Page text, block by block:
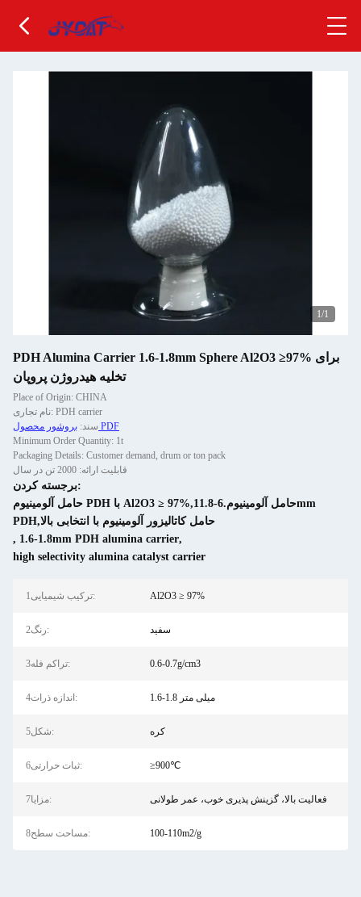
1/1
PDH Alumina Carrier 1.6-1.8mm Sphere Al2O3 ≥97% برای
تخلیه هیدروژن پروپان
Place of Origin: CHINA
نام تجاری: PDH carrier
سند: بروشور محصول PDF
Minimum Order Quantity: 1t
Packaging Details: Customer demand, drum or ton pack
قابلیت ارائه: 2000 تن در سال
برجسته کردن:
حامل آلومینیوم PDH با Al2O3 ≥ 97%,1حامل آلومینیوم.6-1.8mm
PDH,حامل کاتالیزور آلومینیوم با انتخابی بالا
, 1.6-1.8mm PDH alumina carrier,
high selectivity alumina catalyst carrier
1ترکیب شیمیایی: Al2O3 ≥ 97%
2رنگ: سفید
3تراکم فله: 0.6-0.7g/cm3
4اندازه ذرات: 1.6-1.8 میلی متر
5شکل: کره
6ثبات حرارتی: ≥900℃
7مزایا: فعالیت بالا، گزینش پذیری خوب، عمر طولانی
8مساحت سطح: 100-110m2/g